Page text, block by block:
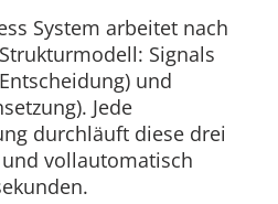
System arbeitet nach
Signals
und
Jede
durchläuft diese drei
vollautomatisch